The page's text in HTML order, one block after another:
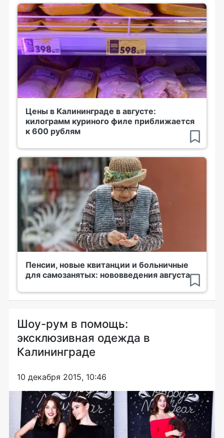
Цены в Калининграде в августе:
килограмм куриного филе приближается
к 600 рублям
Пенсии, новые квитанции и больничные
для самозанятых: нововведения августа
Шоу-рум в помощь:
эксклюзивная одежда в
Калининграде
10 декабря 2015, 10:46